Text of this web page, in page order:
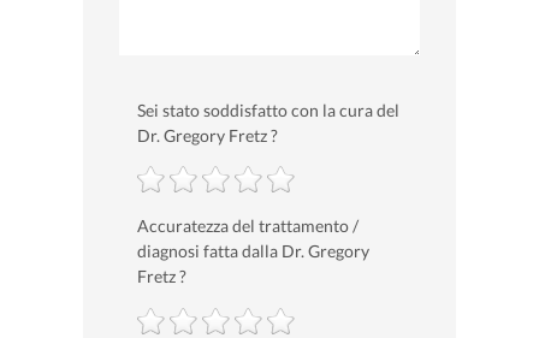
Sei stato soddisfatto con la cura del
Dr. Gregory Fretz ?
Accuratezza del trattamento /
diagnosi fatta dalla Dr. Gregory
Fretz ?